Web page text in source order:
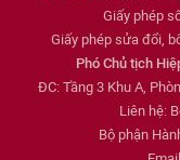
Giấy phép
Giấy phép sửa đổi,
Phó Chủ tịch
ĐC: Tầng 3 Khu A,
Liên hệ:
Bộ phận